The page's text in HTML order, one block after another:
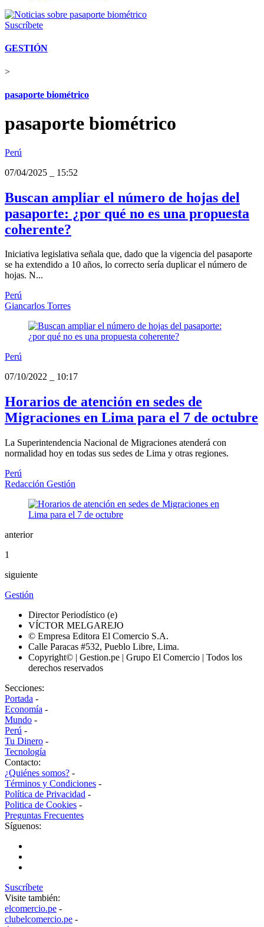
Suscríbete
GESTIÓN
>
pasaporte biométrico
pasaporte biométrico
Perú
07/04/2025
15:52
Buscan ampliar el número de hojas del
pasaporte: ¿por qué no es una propuesta
coherente?
Iniciativa legislativa señala que, dado que la vigencia del pasaporte
se ha extendido a 10 años, lo correcto sería duplicar el número de
hojas. N...
Perú
Giancarlos Torres
Perú
07/10/2022
10:17
Horarios de atención en sedes de
Migraciones en Lima para el 7 de octubre
La Superintendencia Nacional de Migraciones atenderá con
normalidad hoy en todas sus sedes de Lima y otras regiones.
Perú
Redacción Gestión
anterior
1
siguiente
Gestión
Director Periodístico (e)
VÍCTOR MELGAREJO
© Empresa Editora El Comercio S.A.
Calle Paracas #532, Pueblo Libre, Lima.
Copyright© | Gestion.pe | Grupo El Comercio | Todos los
derechos reservados
Secciones:
Portada -
Economía -
Mundo -
Perú -
Tu Dinero -
Tecnología
Contacto:
¿Quiénes somos? -
Términos y Condiciones -
Política de Privacidad -
Politica de Cookies -
Preguntas Frecuentes
Síguenos:
Suscríbete
Visite también:
elcomercio.pe -
clubelcomercio.pe -